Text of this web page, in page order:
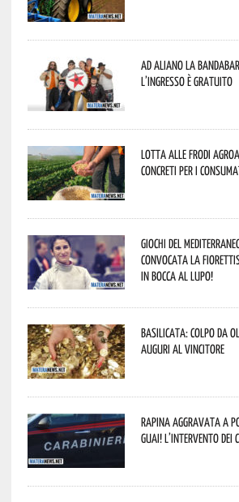
Ad Aliano la
L’ingresso è gratuito
Lotta alle frodi
concreti per i
Giochi del
convocata la
In bocca al lupo!
Basilicata: colpo da
Auguri al vincitore
Rapina aggravata a
guai! L’intervento dei